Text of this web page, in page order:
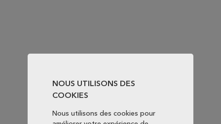
NOUS UTILISONS DES
COOKIES
Nous utilisons des cookies pour